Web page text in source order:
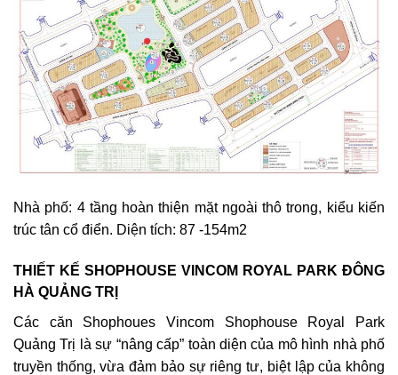
Nhà phố: 4 tầng hoàn thiện mặt ngoài thô trong, kiểu kiến
trúc tân cổ điển. Diện tích: 87 -154m2
THIẾT KẾ SHOPHOUSE VINCOM ROYAL PARK ĐÔNG
HÀ QUẢNG TRỊ
Các căn Shophoues Vincom Shophouse Royal Park
Quảng Trị là sự “nâng cấp” toàn diện của mô hình nhà phố
truyền thống, vừa đảm bảo sự riêng tư, biệt lập của không